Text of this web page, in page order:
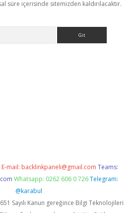
süre içerisinde sitemizden kaldırılacaktır.
E-mail: backlinkpaneli@gmail.com Teams:
Whatsapp: 0262 606 0 726 Telegram:
@karabul
Sayılı Kanun gereğince Bilgi Teknolojileri